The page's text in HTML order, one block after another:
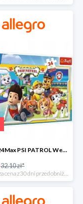
Puzzle 24Max PSI PATROL Wesoła drużyna TREFL -29%
32.10 zł*
*najniższa cena z 30 dni przed obniżką